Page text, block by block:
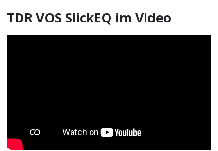
TDR VOS SlickEQ im Video